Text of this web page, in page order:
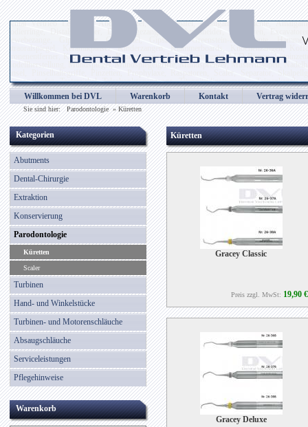
Dental Vertrieb Lehmann, Abdrucklöffel, Alginatspatel, Amalgaminstrumente,
Codierringe, Distalschneider, Drahtbiegezangen, Drahtschneider, Elevatoren,
Gewebezange, Gipsmesser, Gipsspatel, Gipszange, Greenstein-Instrumente,
Intraoralspiegel, Keramikpinsel, Kinderzangen, Klammerboards, Knochenzangen,
Kronenentferner, Kronenmesser, Kronenzangen, Laborinstrumente, LED Birnen,
Modellherstellung, Mundspiegel, Mundspiegelgriffe, Mundspreitzer, Mustermappen,
Pinsel, Pinselhaltegriffe, Pinzetten, Prophylaxe, Raspatoren, Scaler, Separator,
Tamponstopfer, Tasterzirkel, Teleskopkronenzange, Titannitridinstrumente,
Wachsmodellierinstrumente, Wangenhalter, Wattespender, Wundhaken, Wundspreitzer,
Zahnsonden, Zahnzangen, Zementspatel, Zungenbügel, Zungenreiniger
Willkommen bei DVL Warenkorb Kontakt Vertrag
Sie sind hier:Parodontologie»Küretten
Kategorien
Abutments
Dental-Chirurgie
Extraktion
Konservierung
Parodontologie
Küretten
Scaler
Turbinen
Hand- und Winkelstücke
Turbinen- und Motorenschläuche
Absaugschläuche
Serviceleistungen
Pflegehinweise
Warenkorb
Küretten
Gracey Classic
Preis zzgl. MwSt: 19,90 €
Gracey Deluxe